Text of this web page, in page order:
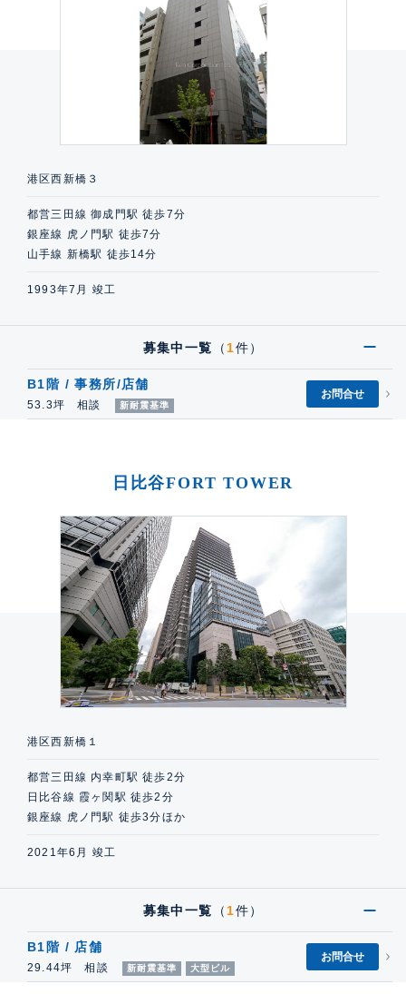
港区西新橋３
都営三田線 御成門駅 徒歩7分
銀座線 虎ノ門駅 徒歩7分
山手線 新橋駅 徒歩14分
1993年7月 竣工
募集中一覧 （ 1件）
B1階 / 事務所/店舗
53.3坪 相談 新耐震基準
お問合せ
日比谷FORT TOWER
港区西新橋１
都営三田線 内幸町駅 徒歩2分
日比谷線 霞ヶ関駅 徒歩2分
銀座線 虎ノ門駅 徒歩3分ほか
2021年6月 竣工
募集中一覧 （ 1件）
B1階 / 店舗
29.44坪 相談 新耐震基準 大型ビル
お問合せ